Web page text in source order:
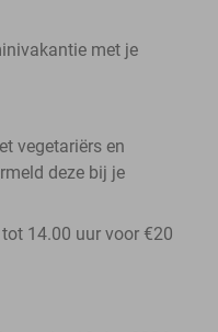
met je
vegetariërs en
deze bij je
14.00 uur voor €20